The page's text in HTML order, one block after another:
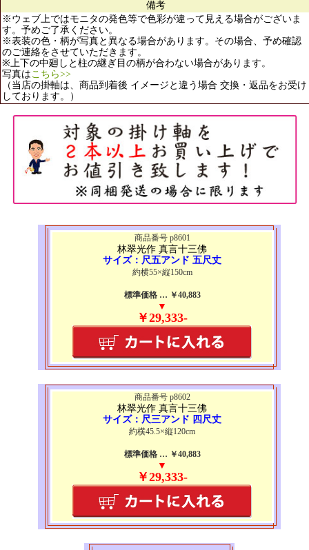
備考
※ウェブ上ではモニタの発色等で色彩が違って見える場合がございま
す。予めご了承ください。
※表装の色・柄が写真と異なる場合があります。その場合、予め確認
のご連絡をさせていただきます。
※上下の中廻しと柱の継ぎ目の柄が合わない場合があります。
写真はこちら>>
（当店の掛軸は、商品到着後 イメージと違う場合 交換・返品をお受け
しております。）
商品番号 p8601
林翠光作 真言十三佛
サイズ：尺五アンド 五尺丈
約横55×縦150cm
標準価格 … ￥40,883
▼
￥29,333-
商品番号 p8602
林翠光作 真言十三佛
サイズ：尺三アンド 四尺丈
約横45.5×縦120cm
標準価格 … ￥40,883
▼
￥29,333-